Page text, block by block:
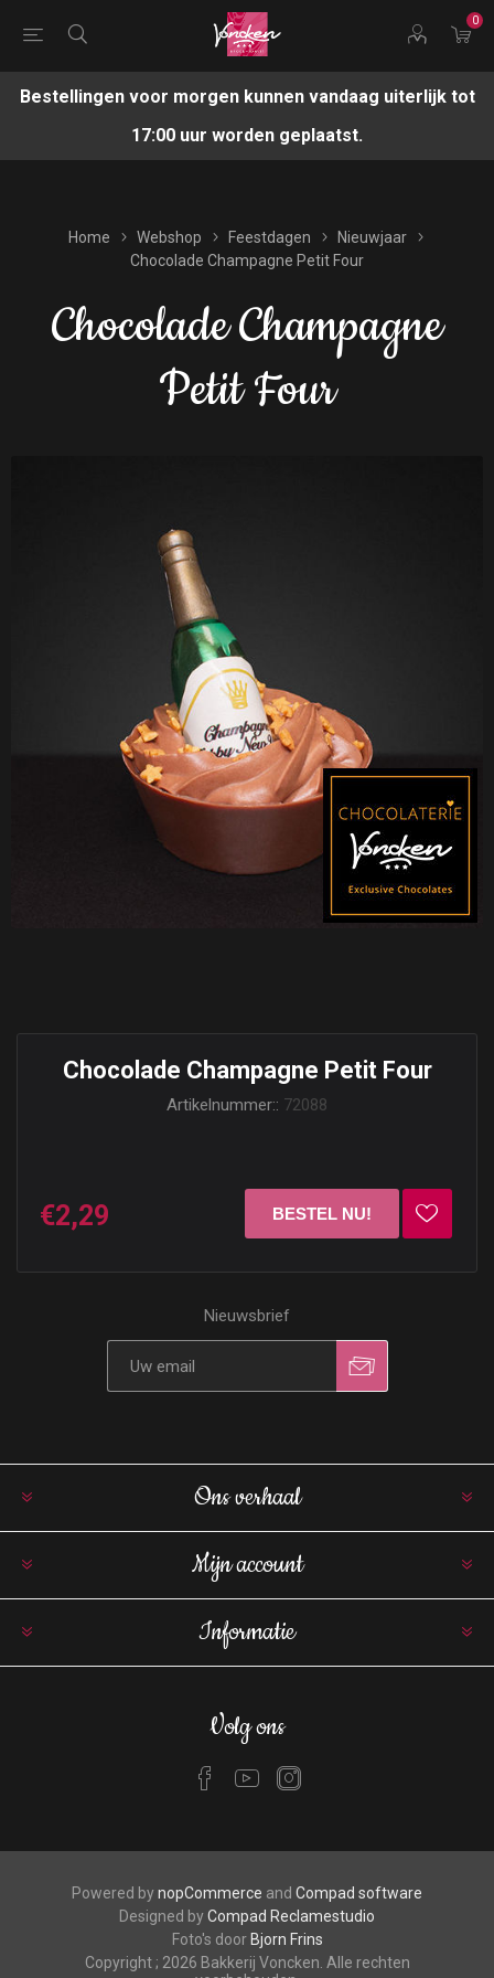
0
Bestellingen voor morgen kunnen vandaag uiterlijk tot
17:00 uur worden geplaatst.
Home Webshop Feestdagen
Nieuwjaar
Chocolade Champagne Petit Four
Chocolade Champagne
Petit Four
Chocolade Champagne Petit Four
Artikelnummer:: 72088
€2,29
Nieuwsbrief
Ons verhaal
Mijn account
Informatie
Volg ons
Powered bynopCommerce and Compad software
Designed byCompad Reclamestudio
Foto's door Bjorn Frins
Copyright ; 2026 Bakkerij Voncken. Alle rechten